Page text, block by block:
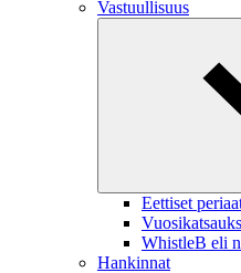
Vastuullisuus
Eettiset
WhistleB eli
Hankinnat